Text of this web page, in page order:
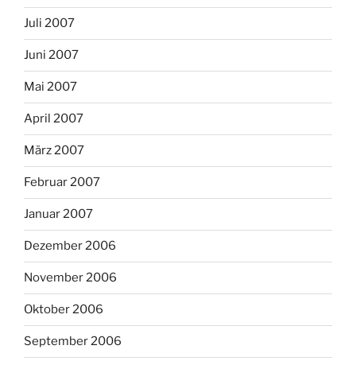
Juli 2007
Juni 2007
Mai 2007
April 2007
März 2007
Februar 2007
Januar 2007
Dezember 2006
November 2006
Oktober 2006
September 2006